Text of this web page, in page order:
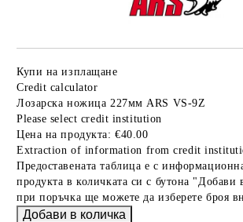
Купи на изплащане
Credit calculator
Лозарска ножица 227мм ARS VS-9Z
Please select credit institution
Цена на продукта: €40.00
Extraction of information from credit
Предоставената таблица е с
продукта в количката си с бутона "Добави
при поръчка ще можете да изберете броя